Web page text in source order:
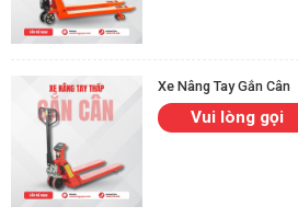
Xe Nâng Tay Gắn Cân
Vui lòng gọi